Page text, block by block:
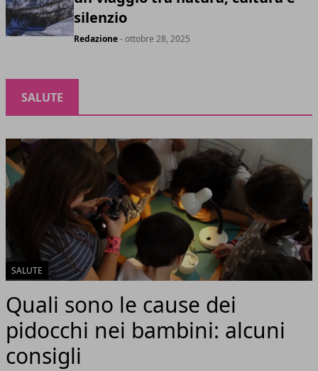
silenzio
Redazione- ottobre 28, 2025
SALUTE
SALUTE
Quali sono le cause dei
pidocchi nei bambini: alcuni
consigli